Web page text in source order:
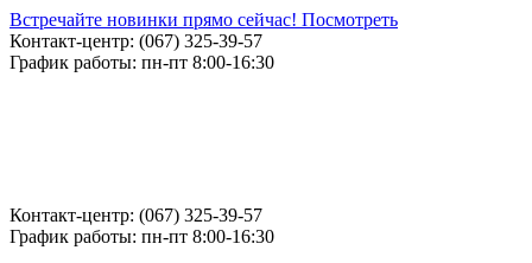
Встречайте новинки прямо сейчас! Посмотреть
Контакт-центр: (067) 325-39-57
График работы: пн-пт 8:00-16:30
Контакт-центр: (067) 325-39-57
График работы: пн-пт 8:00-16:30